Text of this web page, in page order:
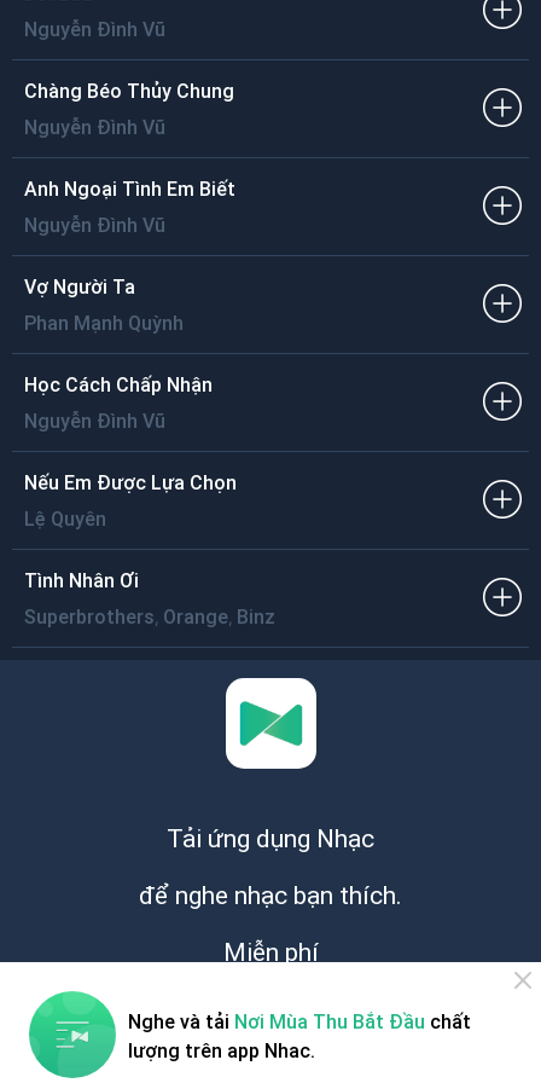
Nguyễn Đình Vũ
Chàng Béo Thủy Chung
Nguyễn Đình Vũ
Anh Ngoại Tình Em Biết
Nguyễn Đình Vũ
Vợ Người Ta
Phan Mạnh Quỳnh
Học Cách Chấp Nhận
Nguyễn Đình Vũ
Nếu Em Được Lựa Chọn
Lệ Quyên
Tình Nhân Ơi
Superbrothers, Orange, Binz
Tải ứng dụng Nhạc
để nghe nhạc bạn thích.
Miễn phí
Nghe và tải Nơi Mùa Thu Bắt Đầu chất
lượng trên app Nhac.